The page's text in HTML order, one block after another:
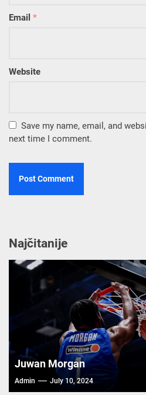
Email *
Website
Save my name, email, and
next time I comment.
Najčitanije
Juwan Morgan
Admin July 10, 2024